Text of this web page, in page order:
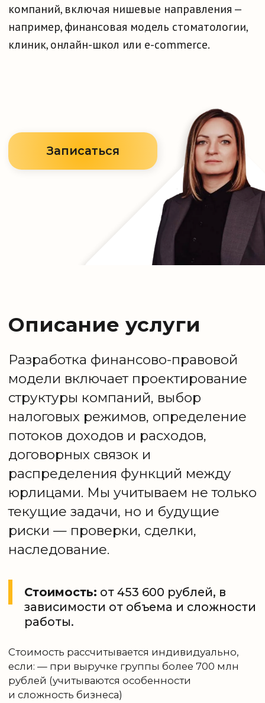
модели включает проектирование
структуры компаний, выбор
налоговых режимов, определение
распределения функций между
юрлицами. Мы учитываем не только
текущие задачи, но и будущие
Стоимость рассчитывается индивидуально,
рублей (учитываются особенности
и сложность бизнеса)